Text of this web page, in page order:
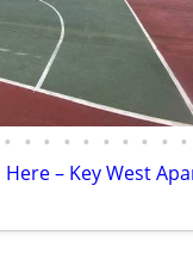
• • • • • • • • • •